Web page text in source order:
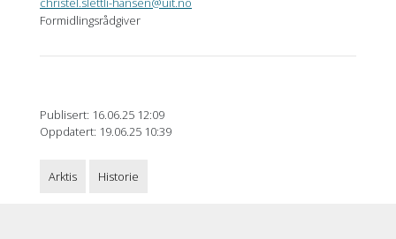
Formidlingsrådgiver
Publisert: 16.06.25 12:09
Oppdatert: 19.06.25 10:39
Arktis Historie